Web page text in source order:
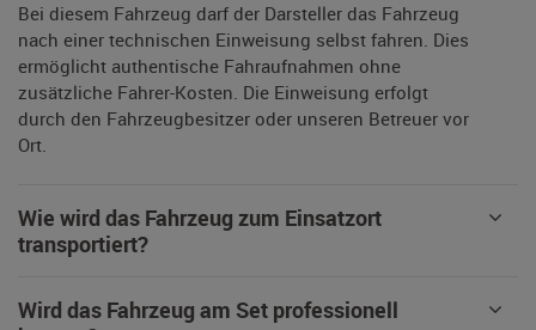
Bei diesem Fahrzeug darf der Darsteller das Fahrzeug
nach einer technischen Einweisung selbst fahren. Dies
ermöglicht authentische Fahraufnahmen ohne
zusätzliche Fahrer-Kosten. Die Einweisung erfolgt
durch den Fahrzeugbesitzer oder unseren Betreuer vor
Ort.
Wie wird das Fahrzeug zum Einsatzort
transportiert?
Wird das Fahrzeug am Set professionell